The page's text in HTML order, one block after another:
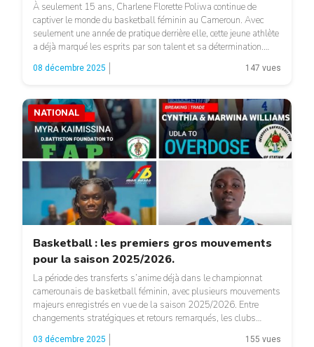
À seulement 15 ans, Charlene Florette Poliwa continue de
captiver le monde du basketball féminin au Cameroun. Avec
seulement une année de pratique derrière elle, cette jeune athlète
a déjà marqué les esprits par son talent et sa détermination.
Quelques mois après avoir été élue MVP du camp VISION C
2025, Poliwa ajoute une nouvelle […]
08 décembre 2025 147 vues
NATIONAL
Basketball : les premiers gros mouvements
pour la saison 2025/2026.
La période des transferts s’anime déjà dans le championnat
camerounais de basketball féminin, avec plusieurs mouvements
majeurs enregistrés en vue de la saison 2025/2026. Entre
changements stratégiques et retours remarqués, les clubs
affûtent leurs effectifs pour jouer les premiers rôles. La FAP de
03 décembre 2025 155 vues